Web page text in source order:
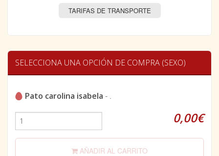
TARIFAS DE TRANSPORTE
SELECCIONA UNA OPCIÓN DE COMPRA (SEXO)
Pato carolina isabela - .
0,00€
AÑADIR AL CARRITO